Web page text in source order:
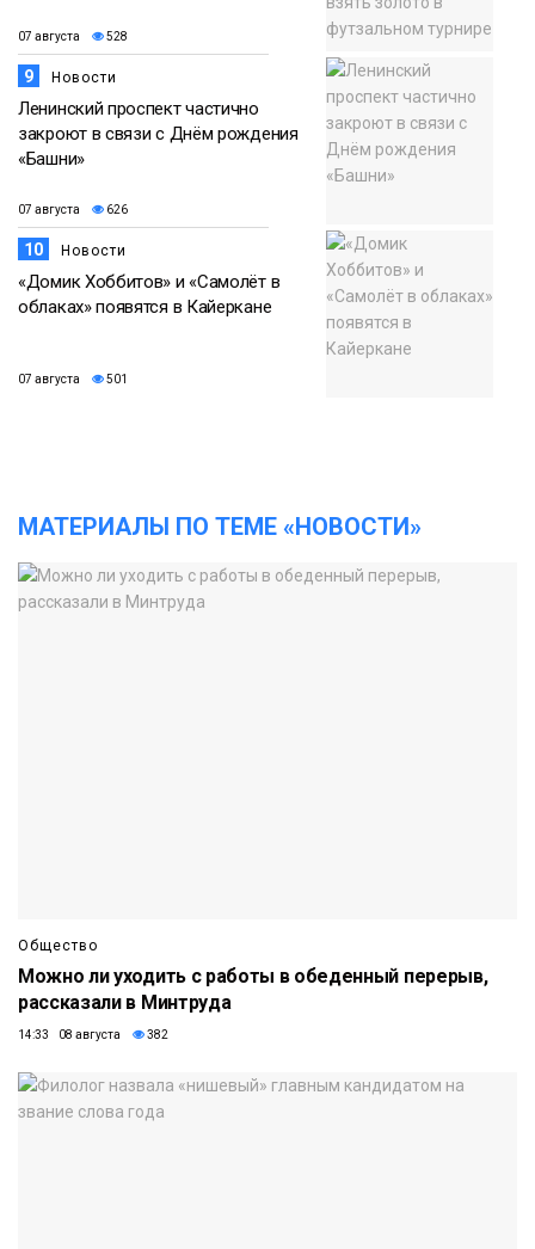
07 августа 528
9 Новости
Ленинский проспект частично
закроют в связи с Днём рождения
«Башни»
07 августа 626
10 Новости
«Домик Хоббитов» и «Самолёт в
облаках» появятся в Кайеркане
07 августа 501
МАТЕРИАЛЫ ПО ТЕМЕ «НОВОСТИ»
Общество
Можно ли уходить с работы в обеденный перерыв,
рассказали в Минтруда
14:33 08 августа 382